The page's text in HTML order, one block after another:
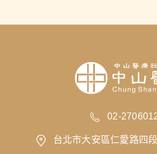
02-
台北市大安區仁愛路四